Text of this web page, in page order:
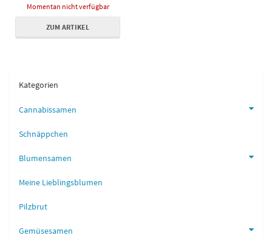
Momentan nicht verfügbar
ZUM ARTIKEL
Kategorien
Cannabissamen
Schnäppchen
Blumensamen
Meine Lieblingsblumen
Pilzbrut
Gemüsesamen